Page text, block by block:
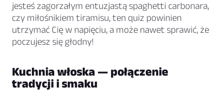
jesteś zagorzałym entuzjastą spaghetti carbonara,
czy miłośnikiem tiramisu, ten quiz powinien
utrzymać Cię w napięciu, a może nawet sprawić, że
poczujesz się głodny!
Kuchnia włoska — połączenie
tradycji i smaku